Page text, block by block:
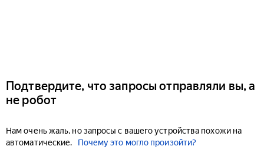
Подтвердите, что запросы отправляли вы, а
не робот
Нам очень жаль, но запросы с вашего устройства похожи на
автоматические.
Почему это могло произойти?